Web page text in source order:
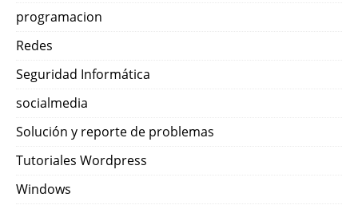
programacion
Redes
Seguridad Informática
socialmedia
Solución y reporte de problemas
Tutoriales Wordpress
Windows